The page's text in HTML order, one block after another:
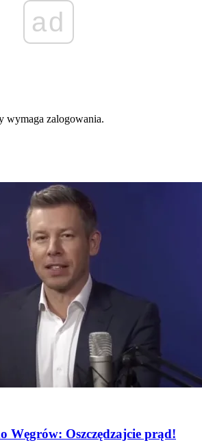
ad
wymaga zalogowania.
Węgrów: Oszczędzajcie prąd!